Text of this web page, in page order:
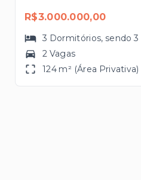
R$3.000.000,00
3 Dormitórios, sendo3
2 Vagas
124 m² (Área Privativa)